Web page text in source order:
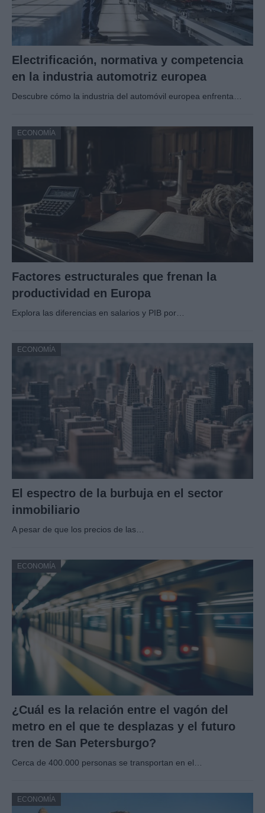
Electrificación, normativa y competencia
en la industria automotriz europea
Descubre cómo la industria del automóvil europea enfrenta…
ECONOMÍA
Factores estructurales que frenan la
productividad en Europa
Explora las diferencias en salarios y PIB por…
ECONOMÍA
El espectro de la burbuja en el sector
inmobiliario
A pesar de que los precios de las…
ECONOMÍA
¿Cuál es la relación entre el vagón del
metro en el que te desplazas y el futuro
tren de San Petersburgo?
Cerca de 400.000 personas se transportan en el…
ECONOMÍA